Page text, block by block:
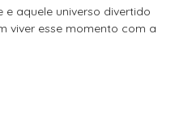
aquele universo divertido
viver esse momento com a